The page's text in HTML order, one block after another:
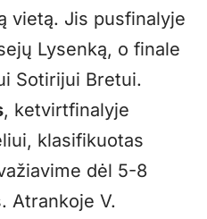
vietą. Jis pusfinalyje
Lysenką, o finale
Sotirijui Bretui.
, ketvirtfinalyje
klasifikuotas
dėl 5-8
Atrankoje V.